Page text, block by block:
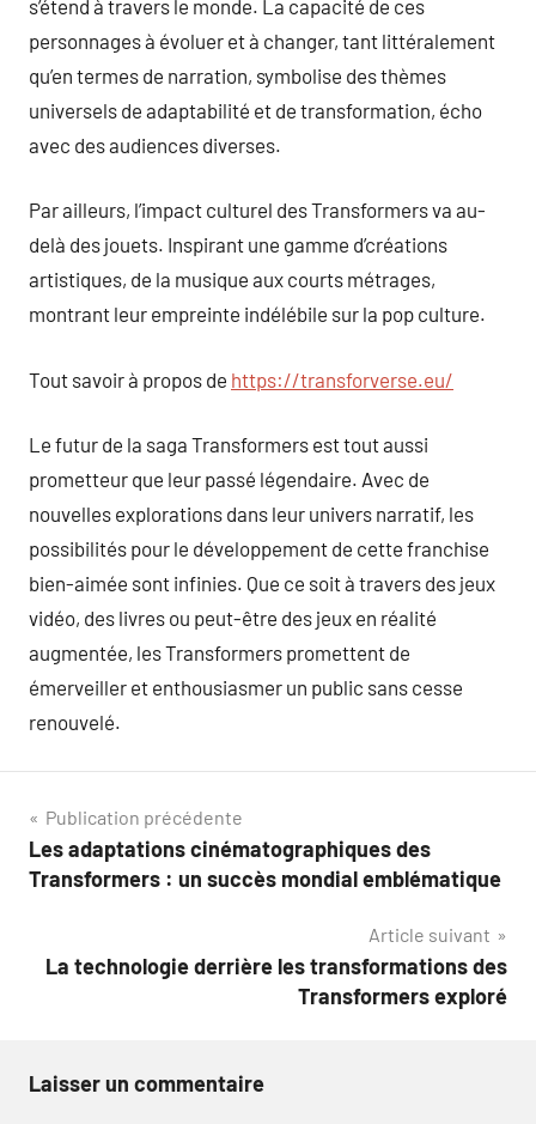
s’étend à travers le monde. La capacité de ces
personnages à évoluer et à changer, tant littéralement
qu’en termes de narration, symbolise des thèmes
universels de adaptabilité et de transformation, écho
avec des audiences diverses.
Par ailleurs, l’impact culturel des Transformers va au-
delà des jouets. Inspirant une gamme d’créations
artistiques, de la musique aux courts métrages,
montrant leur empreinte indélébile sur la pop culture.
Tout savoir à propos de https://transforverse.eu/
Le futur de la saga Transformers est tout aussi
prometteur que leur passé légendaire. Avec de
nouvelles explorations dans leur univers narratif, les
possibilités pour le développement de cette franchise
bien-aimée sont infinies. Que ce soit à travers des jeux
vidéo, des livres ou peut-être des jeux en réalité
augmentée, les Transformers promettent de
émerveiller et enthousiasmer un public sans cesse
renouvelé.
Navigation
de
Publication précédente
Les adaptations cinématographiques des
Transformers : un succès mondial emblématique
Article suivant
La technologie derrière les transformations des
Transformers exploré
Laisser un commentaire